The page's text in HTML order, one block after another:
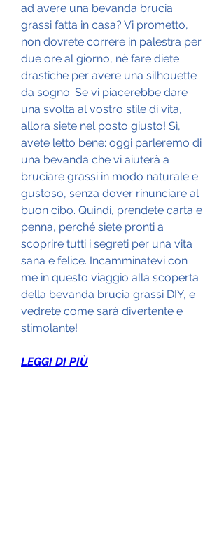
ad avere una bevanda brucia
grassi fatta in casa? Vi prometto,
non dovrete correre in palestra per
due ore al giorno, nè fare diete
drastiche per avere una silhouette
da sogno. Se vi piacerebbe dare
una svolta al vostro stile di vita,
allora siete nel posto giusto! Sì,
avete letto bene: oggi parleremo di
una bevanda che vi aiuterà a
bruciare grassi in modo naturale e
gustoso, senza dover rinunciare al
buon cibo. Quindi, prendete carta e
penna, perché siete pronti a
scoprire tutti i segreti per una vita
sana e felice. Incamminatevi con
me in questo viaggio alla scoperta
della bevanda brucia grassi DIY, e
vedrete come sarà divertente e
stimolante!
LEGGI DI PIÙ